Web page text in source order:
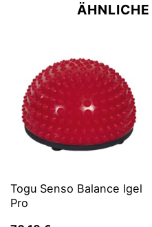
Togu Senso Balance Igel
Pro